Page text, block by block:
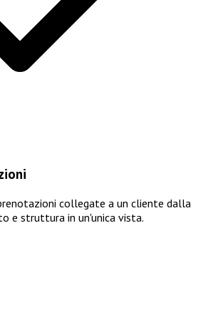
collegate a un cliente dalla
e struttura in un'unica vista.